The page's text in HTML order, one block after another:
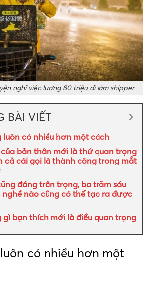
nghỉ việc lương 80 triệu đi làm shipper
BÀI VIẾT
luôn có nhiều hơn một cách
bản thân mới là thứ quan trọng
cả cái gọi là thành công trong mắt
đáng trân trọng, ba trăm sáu
nghề nào cũng có thể tạo ra được
gì bạn thích mới là điều quan trọng
có nhiều hơn một